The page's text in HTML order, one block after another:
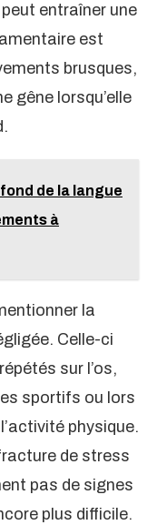
entraîner une
est
brusques,
gêne lorsqu’elle
de la langue
à
la
Celle-ci
sur l’os,
sportifs ou lors
physique.
de stress
pas de signes
plus difficile.